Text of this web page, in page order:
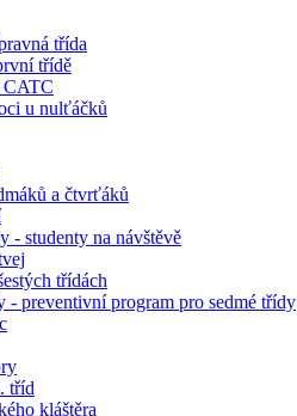
třída
třídě
u nulťáčků
a čtvrťáků
- studenty na návštěvě
třídách
- preventivní program pro sedmé třídy
tříd
kláštěra